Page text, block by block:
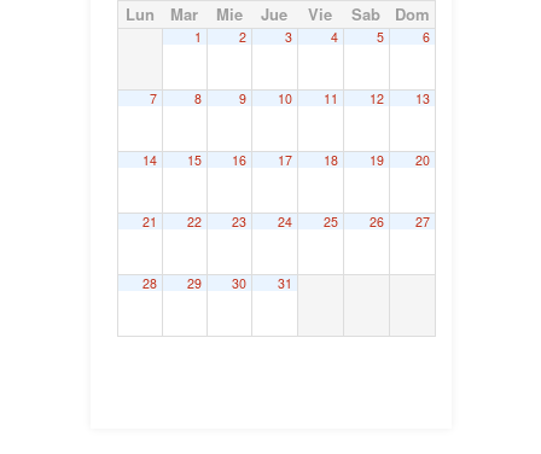
Lun Mar Mie Jue Vie Sab Dom
1 2 3 4 5 6
7 8 9 10 11 12 13
14 15 16 17 18 19 20
21 22 23 24 25 26 27
28 29 30 31